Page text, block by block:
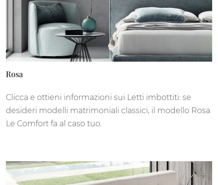
Rosa
Clicca e ottieni informazioni sui Letti imbottiti: se
desideri modelli matrimoniali classici, il modello Rosa
Le Comfort fa al caso tuo.